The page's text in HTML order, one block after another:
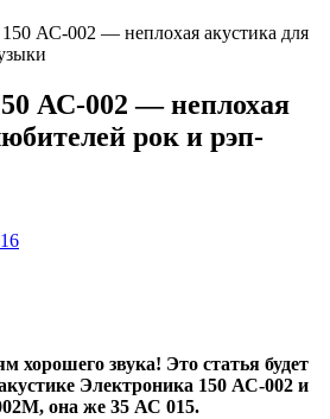
АС-002 — неплохая акустика для
АС-002 — неплохая
рок и рэп-
хорошего звука! Это статья будет
Электроника 150 АС-002 и
она же 35 АС 015.